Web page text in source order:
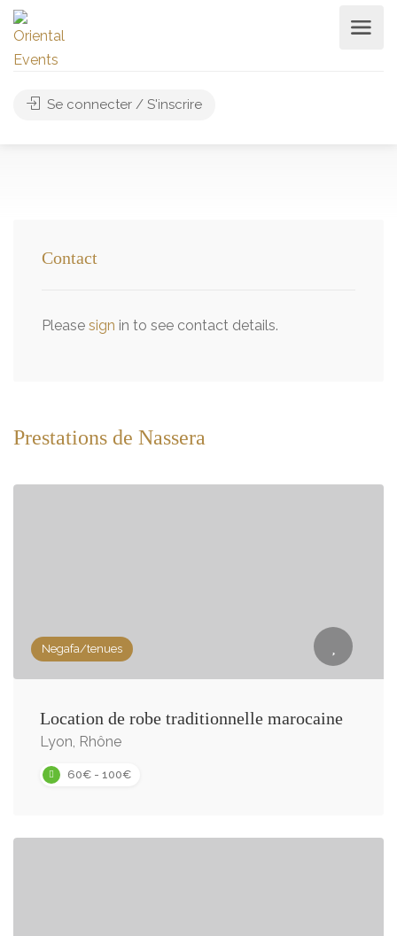
Se connecter / S'inscrire
Contact
Please sign in to see contact details.
Prestations de Nassera
Negafa/tenues
Location de robe traditionnelle marocaine
Lyon, Rhône
60€ - 100€